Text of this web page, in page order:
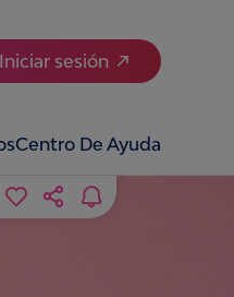
Iniciar sesión
Centro De Ayuda